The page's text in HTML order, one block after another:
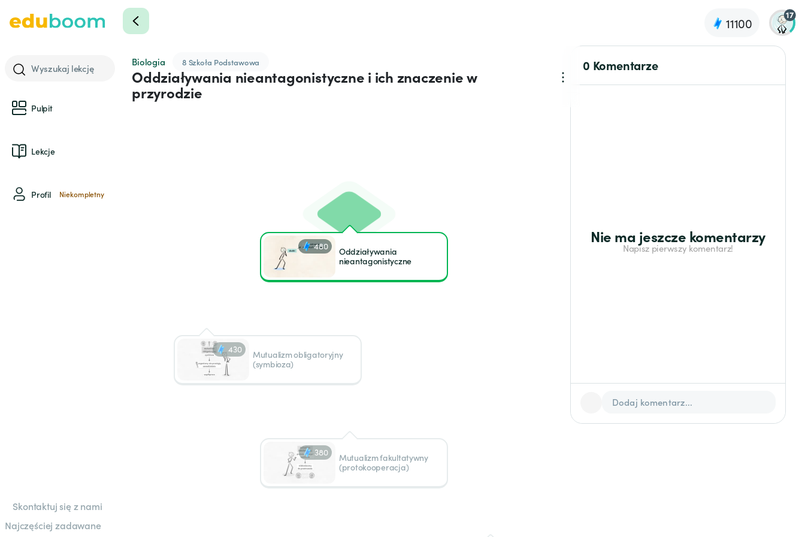
11100
17
Wyszukaj lekcję
Pulpit
Lekcje
Profil Niekompletny
Skontaktuj się z nami
Najczęściej zadawane
Biologia 8 Szkoła Podstawowa
Oddziaływania nieantagonistyczne i ich znaczenie w
przyrodzie
480
Oddziaływania
nieantagonistyczne
430
Mutualizm obligatoryjny
(symbioza)
380
Mutualizm fakultatywny
(protokooperacja)
0 Komentarze
Nie ma jeszcze komentarzy
Napisz pierwszy komentarz!